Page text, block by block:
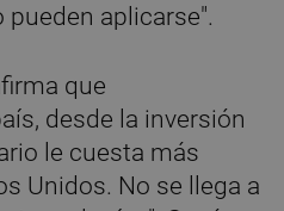
aplicarse".
que
desde la inversión
le cuesta más
Unidos. No se llega a